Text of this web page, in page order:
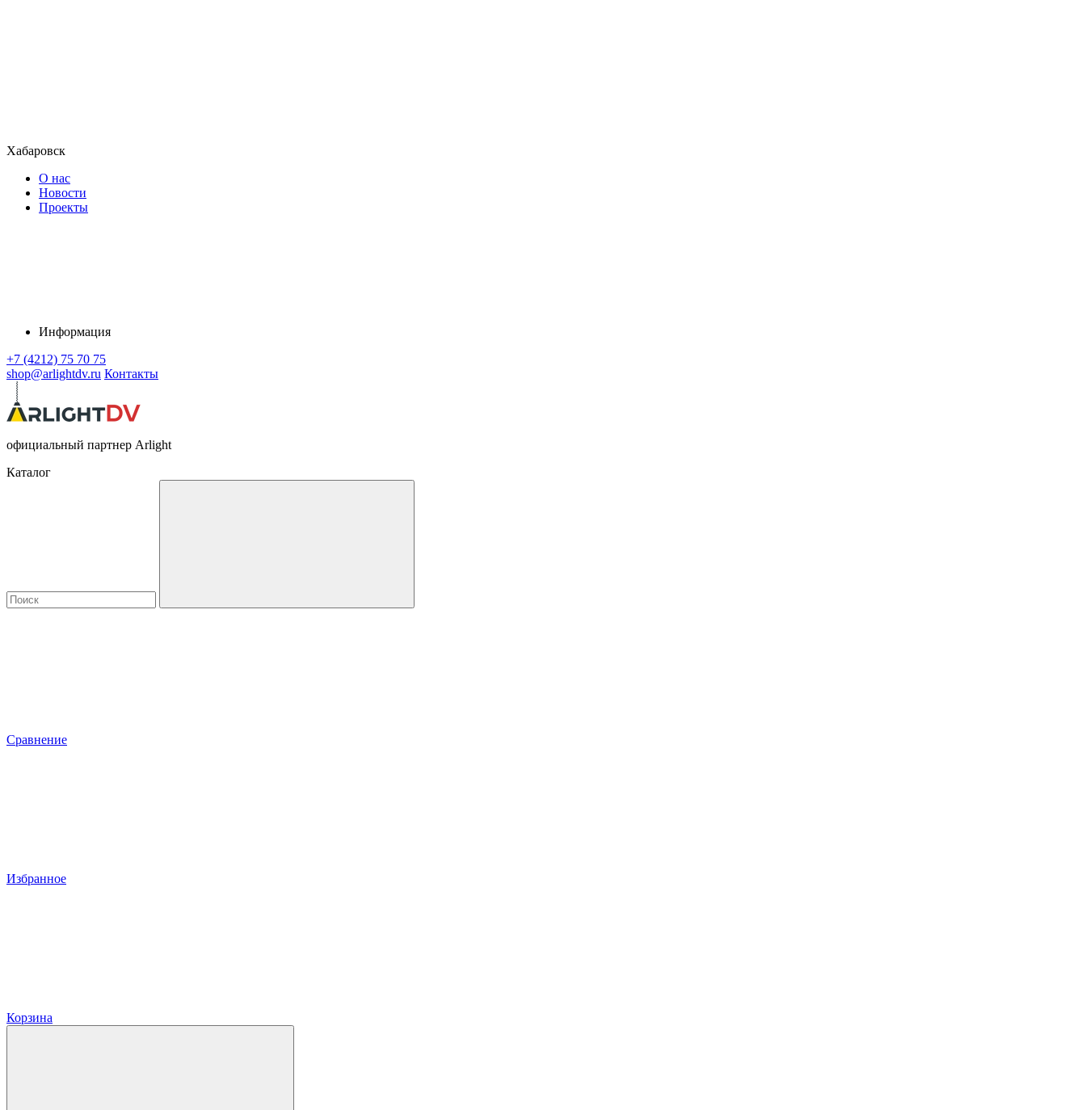
Хабаровск
О нас
Новости
Проекты
Информация
+7 (4212) 75 70 75
shop@arlightdv.ru Контакты
официальный партнер Arlight
Каталог
Сравнение
Избранное
Корзина